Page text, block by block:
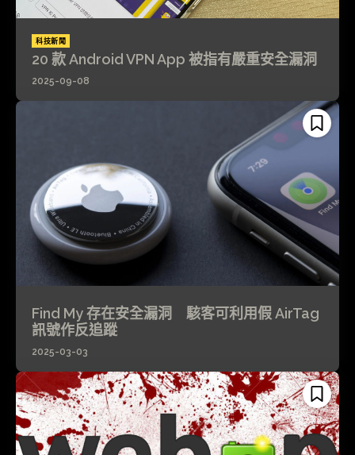
科技新聞
20 款 Android VPN App 被指有嚴重安全漏洞
2025-09-08
Find My 存在安全漏洞 駭客可利用假 AirTag
訊號作反追蹤
2025-03-03